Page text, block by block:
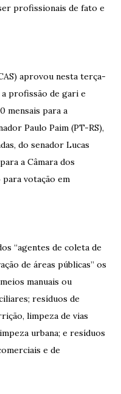
profissionais de fato e
aprovou nesta terça-
profissão de gari e
mensais para a
Paulo Paim (PT-RS),
do senador Lucas
a Câmara dos
votação em
“agentes de coleta de
de áreas públicas” os
manuais ou
resíduos de
limpeza de vias
urbana; e resíduos
e de